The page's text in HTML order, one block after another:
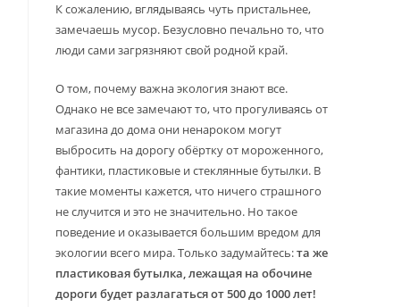
К сожалению, вглядываясь чуть пристальнее,
замечаешь мусор. Безусловно печально то, что
люди сами загрязняют свой родной край.
О том, почему важна экология знают все.
Однако не все замечают то, что прогуливаясь от
магазина до дома они ненароком могут
выбросить на дорогу обёртку от мороженного,
фантики, пластиковые и стеклянные бутылки. В
такие моменты кажется, что ничего страшного
не случится и это не значительно. Но такое
поведение и оказывается большим вредом для
экологии всего мира. Только задумайтесь:та же
пластиковая бутылка, лежащая на обочине
дороги будет разлагаться от 500 до 1000 лет!